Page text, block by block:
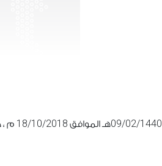
09/02/1440هـ الموافق 18/10/2018 م ،